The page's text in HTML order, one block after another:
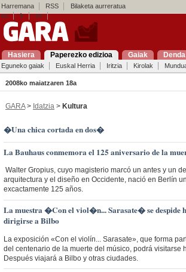
Harremana RSS Bilaketa aurreratua
es
fr en
Hasiera Paperezko edizioa Gaiak Denda
Eguneko gaiak Euskal Herria Iritzia Kirolak
2008ko maiatzaren 18a
GARA> Idatzia > Kultura
�Una chica cortada en dos�
La Bauhaus conmemora el 125 aniversario de la
Walter Gropius, cuyo magisterio marcó un antes y un
arquitectura y el diseño en Occidente, nació en Berlín
excactamente 125 años.
La muestra �Con el viol�n... Sarasate� se despide
dirigirse a Bilbo
La exposición «Con el violín... Sarasate», que forma
del centenario de la muerte del músico, podrá visitarse
Después viajará a Bilbo y otras ciudades.